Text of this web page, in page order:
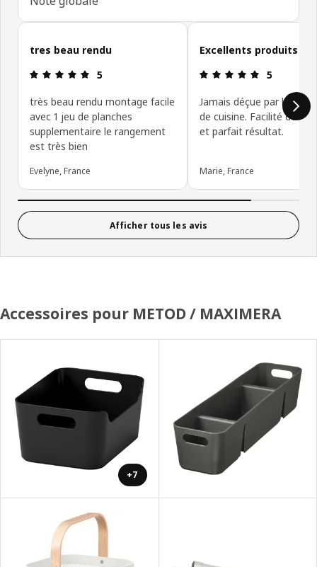
Ignorer les avis clients
tres beau rendu
Avis: 5 sur 5 étoiles
5
très beau rendu montage facile
avec 1 jeu de planches
supplementaire le rangement
est très bien
Evelyne, France
Excellents produits
Avis: 5 sur
5
Jamais déçue par les
de cuisine. Facilité de
et parfait résultat.
Marie, France
Afficher tous les avis
Accessoires pour METOD / MAXIMERA
+7